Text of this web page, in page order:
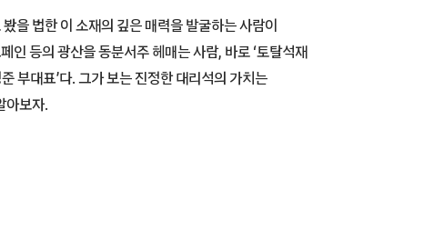
을 법한 이 소재의 깊은 매력을 발굴하는 사람이
인 등의 광산을 동분서주 헤매는 사람, 바로 ‘토탈석재
대표’다. 그가 보는 진정한 대리석의 가치는
아보자.